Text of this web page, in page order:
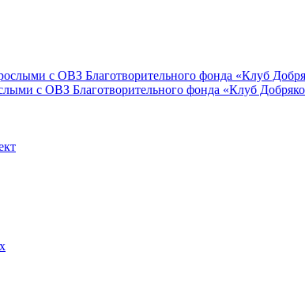
с ОВЗ Благотворительного фонда «Клуб